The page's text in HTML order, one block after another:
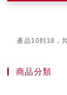
產品10到18，
商品分類